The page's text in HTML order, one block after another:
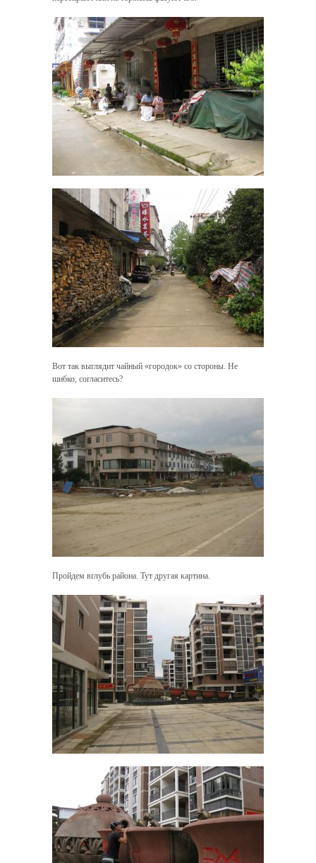
Вот так выглядит чайный «городок» со стороны. Не
шибко, согласитесь?
Пройдем вглубь района. Тут другая картина.